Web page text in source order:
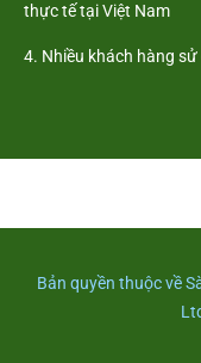
thực tế tại Việt Nam
4. Nhiều khách hàng
Bản quyền thuộc về